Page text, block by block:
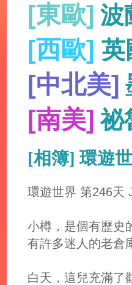
[東歐] 波
[西歐] 英
[中北美]
[南美] 祕
[相簿] 環遊
環遊世界 第246天
小樽，是個有歷史
有許多迷人的老倉
白天，這兒充滿了